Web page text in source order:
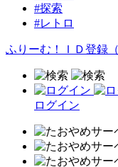
#探索
#レトロ
ふりーむ！ＩＤ登録（
ログイン